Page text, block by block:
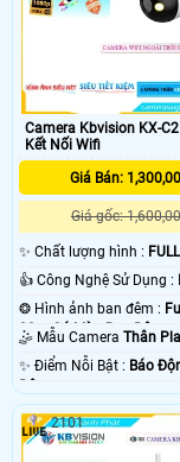
Camera Kbvision KX-
Kết Nối Wifi
Giá Bán:
Giá gốc:
✨ Chất lượng hình :
👍 Công Nghệ Sử Dụng :
❂ Hình ảnh ban đêm :
30m Có Màu Ban Ðêm.
🤹 Mẫu Camera Thân
️✨ Điểm Nỗi Bật : Báo
2101